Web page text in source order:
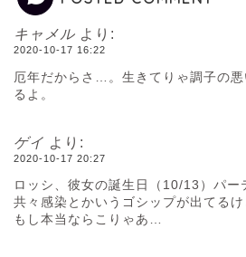
キャメル より:
2020-10-17 16:22
厄年だからさ…。生きてりゃ調子の
るよ。
ゲイ より:
2020-10-17 20:27
ロッシ、彼女の誕生日（10/13）パー
共々感染とかいうゴシップが出てるけ
もし本当ならこりゃあ…